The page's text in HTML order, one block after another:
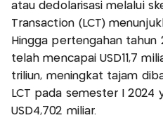
atau dedolarisasi melalui
Transaction (LCT)
Hingga pertengahan tahun
telah mencapai USD11,7
triliun, meningkat tajam
LCT pada semester I 2024
USD4,702 miliar.